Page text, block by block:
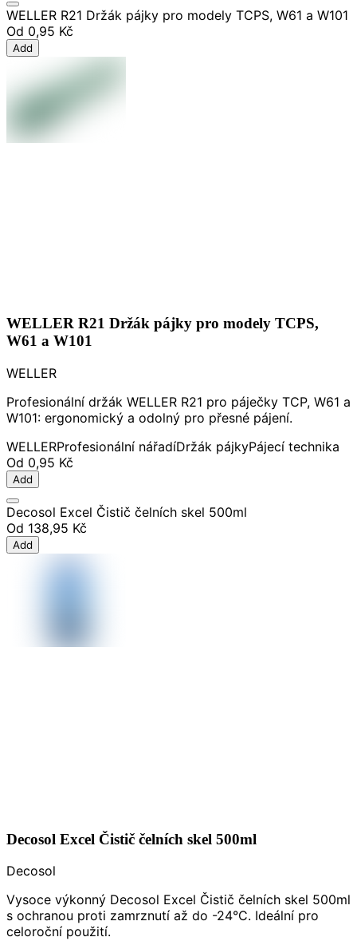
WELLER R21 Držák pájky pro modely TCPS, W61 a W101
Od 0,95 Kč
Add
WELLER R21 Držák pájky pro modely TCPS,
W61 a W101
WELLER
Profesionální držák WELLER R21 pro páječky TCP, W61 a
W101: ergonomický a odolný pro přesné pájení.
WELLERProfesionální nářadíDržák pájkyPájecí technika
Od 0,95 Kč
Add
Decosol Excel Čistič čelních skel 500ml
Od 138,95 Kč
Add
Decosol Excel Čistič čelních skel 500ml
Decosol
Vysoce výkonný Decosol Excel Čistič čelních skel 500ml
s ochranou proti zamrznutí až do -24°C. Ideální pro
celoroční použití.